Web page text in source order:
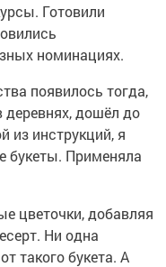
Готовили
номинациях.
появилось тогда,
деревнях, дошёл до
из инструкций, я
букеты. Применяла
цветочки, добавляя
Ни одна
такого букета. А